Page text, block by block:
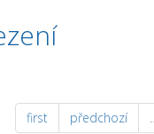
first předchozí